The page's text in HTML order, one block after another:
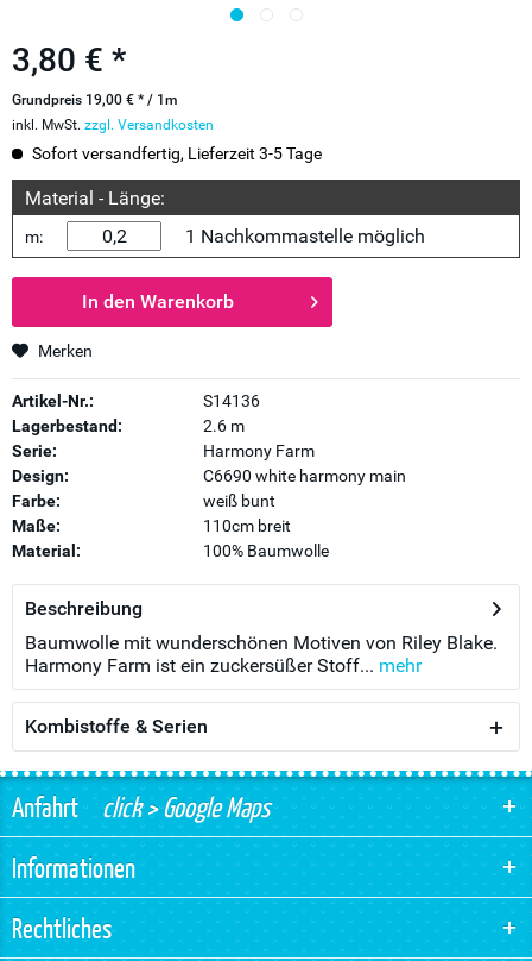
3,80 € *
Grundpreis 19,00 € * / 1m
inkl. MwSt. zzgl. Versandkosten
Sofort versandfertig, Lieferzeit 3-5 Tage
Material - Länge:
m: 1 Nachkommastelle möglich
In den Warenkorb
Merken
Artikel-Nr.:
S14136
Lagerbestand:
2.6 m
Serie:
Harmony Farm
Design:
C6690 white harmony main
Farbe:
weiß bunt
Maße:
110cm breit
Material:
100% Baumwolle
Beschreibung
Baumwolle mit wunderschönen Motiven von Riley Blake.
Harmony Farm ist ein zuckersüßer Stoff... mehr
Kombistoffe & Serien
Anfahrtclick > Google Maps
Informationen
Rechtliches